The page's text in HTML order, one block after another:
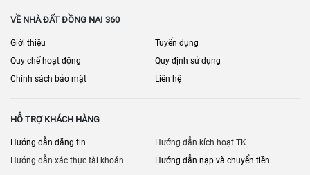
VỀ NHÀ ĐẤT ĐỒNG NAI 360
Giới thiệu
Tuyển dụng
Quy chế hoạt động
Quy định sử dụng
Chính sách bảo mật
Liên hệ
HỖ TRỢ KHÁCH HÀNG
Hướng dẫn đăng tin
Hướng dẫn kích hoạt TK
Hướng dẫn xác thực tài khoản
Hướng dẫn nạp và chuyển tiền